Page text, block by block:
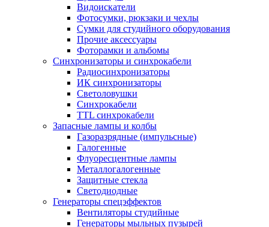
Видоискатели
Фотосумки, рюкзаки и чехлы
Сумки для студийного оборудования
Прочие аксессуары
Фоторамки и альбомы
Синхронизаторы и синхрокабели
Радиосинхронизаторы
ИК синхронизаторы
Светоловушки
Синхрокабели
TTL синхрокабели
Запасные лампы и колбы
Газоразрядные (импульсные)
Галогенные
Флуоресцентные лампы
Металлогалогенные
Защитные стекла
Светодиодные
Генераторы спецэффектов
Вентиляторы студийные
Генераторы мыльных пузырей